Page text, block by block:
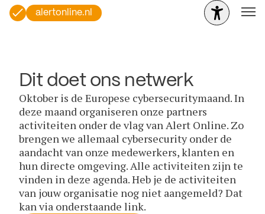
alertonline.nl
Dit doet ons netwerk
Oktober is de Europese cybersecuritymaand. In
deze maand organiseren onze partners
activiteiten onder de vlag van Alert Online. Zo
brengen we allemaal cybersecurity onder de
aandacht van onze medewerkers, klanten en
hun directe omgeving. Alle activiteiten zijn te
vinden in deze agenda. Heb je de activiteiten
van jouw organisatie nog niet aangemeld? Dat
kan via onderstaande link.